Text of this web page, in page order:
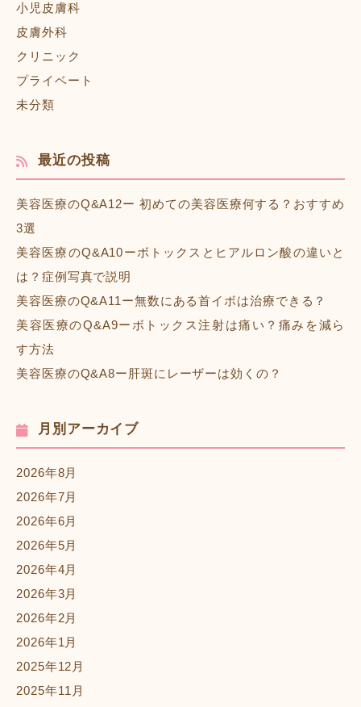
小児皮膚科
皮膚外科
クリニック
プライベート
未分類
最近の投稿
美容医療のQ&A12ー 初めての美容医療何する？おすすめ
3選
美容医療のQ&A10ーボトックスとヒアルロン酸の違いと
は？症例写真で説明
美容医療のQ&A11ー無数にある首イボは治療できる？
美容医療のQ&A9ーボトックス注射は痛い？痛みを減ら
す方法
美容医療のQ&A8ー肝斑にレーザーは効くの？
月別アーカイブ
2026年8月
2026年7月
2026年6月
2026年5月
2026年4月
2026年3月
2026年2月
2026年1月
2025年12月
2025年11月